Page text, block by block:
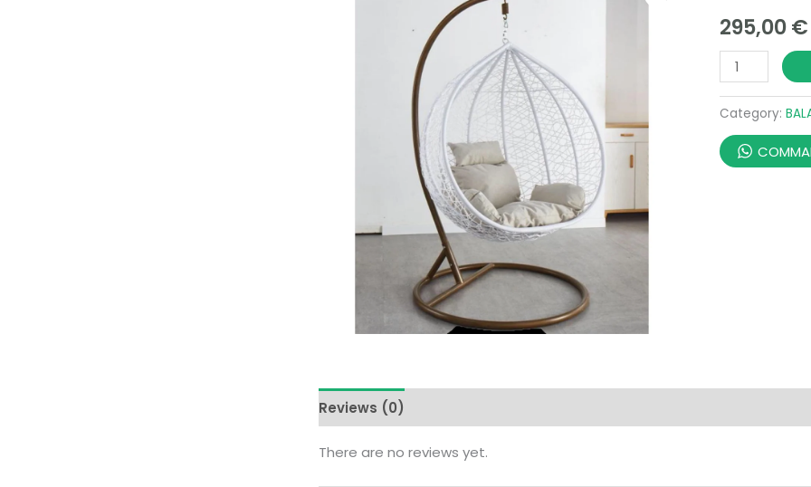
295,00€
quantity
Category:
Reviews (0)
There are no reviews yet.